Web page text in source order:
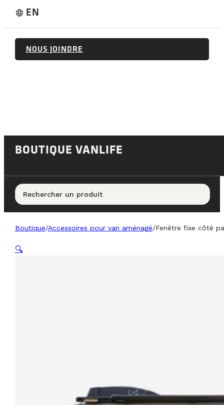
language EN
NOUS JOINDRE
BOUTIQUE VANLIFE
Rechercher un produit
Boutique/Accessoires pour van aménagé/Fenêtre fixe côté
🔍